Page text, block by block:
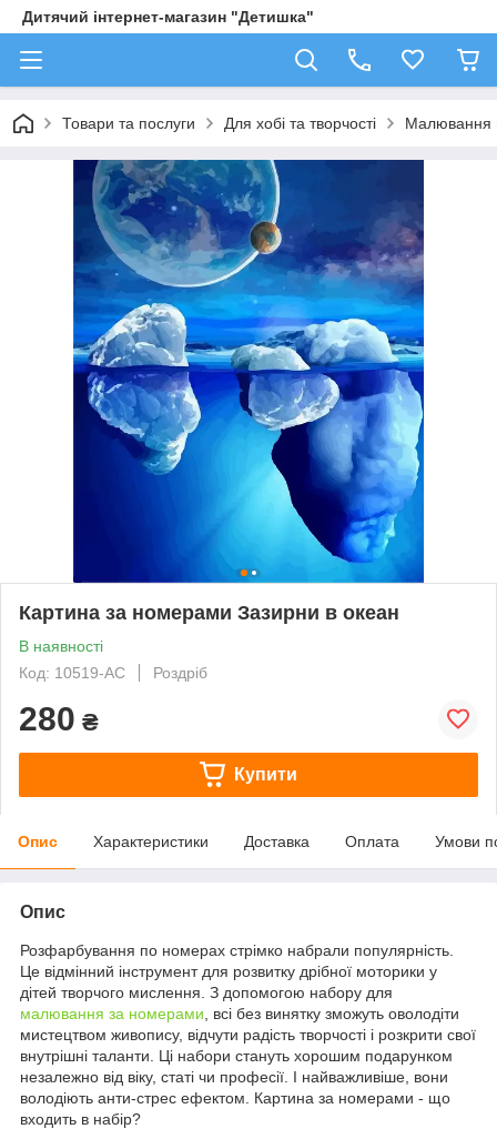
Дитячий інтернет-магазин "Детишка"
Товари та послуги Для хобі та творчості Малювання
Картина за номерами Зазирни в океан
В наявності
Код: 10519-AC
Роздріб
280 ₴
Купити
Опис Характеристики Доставка Оплата Умови
Опис
Розфарбування по номерах стрімко набрали популярність.
Це відмінний інструмент для розвитку дрібної моторики у
дітей творчого мислення. З допомогою набору для
малювання за номерами , всі без винятку зможуть оволодіти
мистецтвом живопису, відчути радість творчості і розкрити свої
внутрішні таланти. Ці набори стануть хорошим подарунком
незалежно від віку, статі чи професії. І найважливіше, вони
володіють анти-стрес ефектом. Картина за номерами - що
входить в набір?